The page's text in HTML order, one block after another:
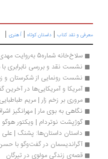
و نقد کتاب|داستان کوتاه|اُ هنری|
سلاخ‌خانه شماره5 به‌روایت مهدی پاکدل | فیلم
نشست نقد و بررسی نابرابری با ما چه
نشست رونمایی از شکرستان و زهرستان
آمریکا و آمریکایی‌ها در آخرین
مروری بر زخم زار | مریم‌ طباطبایی‌ها
نگاهی به بوی مار | مهرانگیز اشراقی
گوژپشت نوتردام | ویکتور هوگو
داستان داستان‌ها: پشنگ | علی نیکویی
آگراندیسمان در گفت‌وگو با حسن
قصه‌ی زندگی مولوی در تیرگان